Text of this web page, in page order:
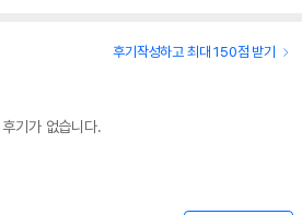
후기작성하고 최대 150점 받기
기가 없습니다.